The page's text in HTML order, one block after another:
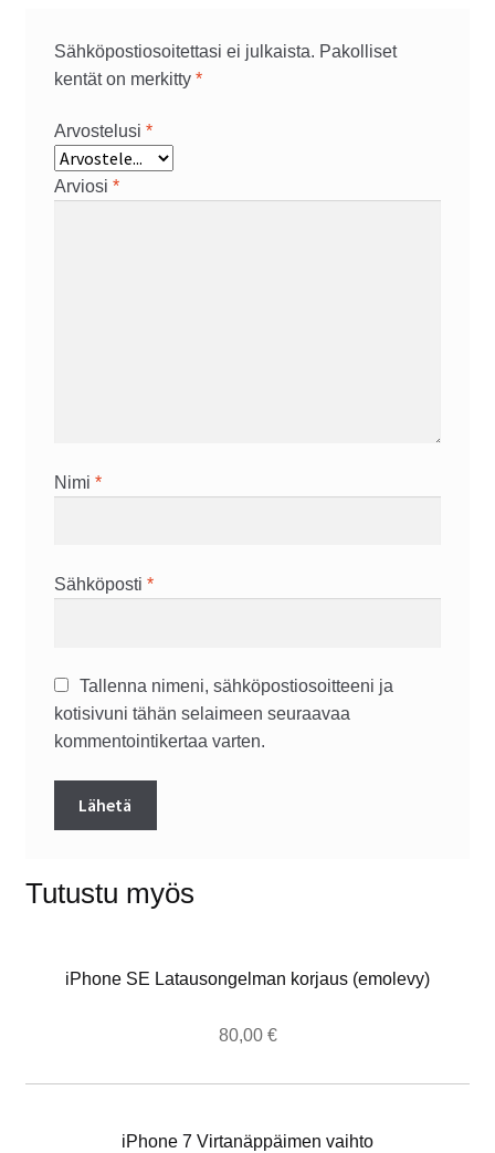
Sähköpostiosoitettasi ei julkaista. Pakolliset
kentät on merkitty *
Arvostelusi *
Arviosi *
Nimi *
Sähköposti *
Tallenna nimeni, sähköpostiosoitteeni ja
kotisivuni tähän selaimeen seuraavaa
kommentointikertaa varten.
Tutustu myös
iPhone SE Latausongelman korjaus (emolevy)
80,00 €
iPhone 7 Virtanäppäimen vaihto